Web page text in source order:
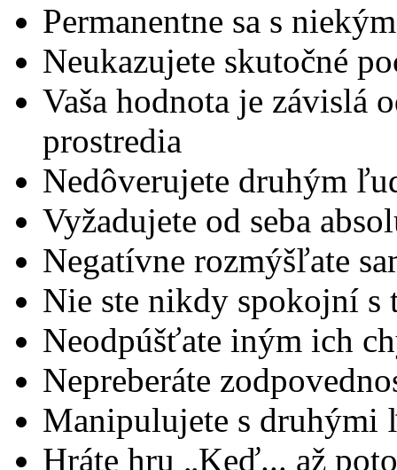
Permanentne sa s
Neukazujete skutočné
Vaša hodnota je závislá
prostredia
Nedôverujete druhým
Vyžadujete od seba
Negatívne rozmýšľate
Nie ste nikdy spokojní s
Neodpúšťate iným ich
Nepreberáte
Manipulujete s
Hráte hru „Keď... až